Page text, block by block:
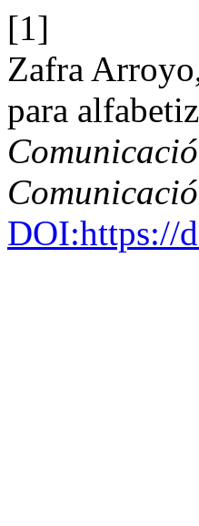
[1]
Zafra
para
DOI:https://